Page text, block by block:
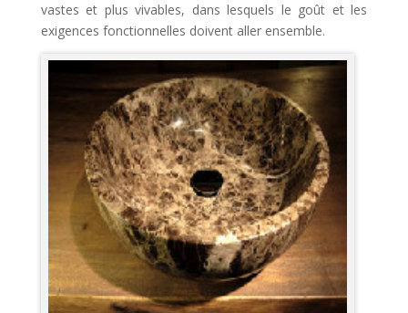
vastes et plus vivables, dans lesquels le goût et les
exigences fonctionnelles doivent aller ensemble.